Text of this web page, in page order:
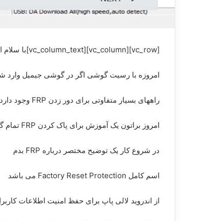
[vc_row][vc_column][vc_column_text]با سلام امروز با یک آموزش ساده و در عین حرفه ای در خدمت شما هستیم
امروزه با رسیت گوشی اگر در گوشی جیمیل وارد
راههای بسیار متفاوتی برای دور زدن FRP وجود دارد
امروز براتون یک آموزش برای پاک کردن FRP تمام گوشیهای با پردازنده مدیاتک آماده کرده ام
در شروع کار یک توضیح مختصر درباره FRP بدم
اسم کامل Factory Reset Protection می باشد
از اندروید لالی پاپ برای حفظ امنیت اطلاعات